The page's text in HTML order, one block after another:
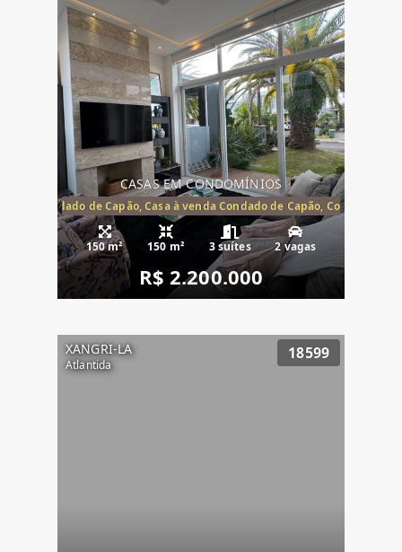
CASAS EM CONDOMÍNIOS
Condado de Capão, Casa à venda Condado de Capão, Condomínio
150 m² 150 m² 3 suítes 2 vagas
R$ 2.200.000
XANGRI-LA
Atlantida
18599